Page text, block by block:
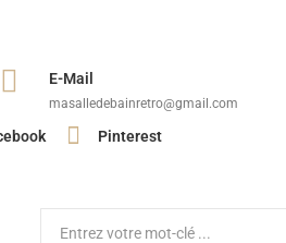
E-Mail
masalledebainretro@gmail.com
Pinterest